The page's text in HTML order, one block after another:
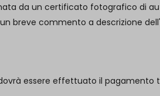
da un certificato fotografico di
breve commento a descrizione
essere effettuato il pagamento